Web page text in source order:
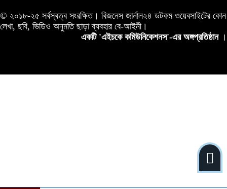
© ২০১৮-২৫ সর্বস্বত্ব সংরক্ষিত। বিজনেস জার্নাল২৪ ডটকম ওয়েবসাইটের কোন
লেখা, ছবি, ভিডিও অনুমতি ছাড়া ব্যবহার বে-আইনী।
একটি 'এইচকে কমিউনিকেশনস'-এর অঙ্গপ্রতিষ্ঠান ।